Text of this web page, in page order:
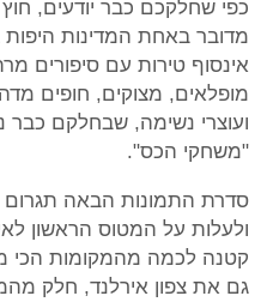
כפי שחלקכם כבר יודעים,
מדובר באחת המדינות
אינסוף טירות עם סיפורים
מופלאים, מצוקים, חופים
ועוצרי נשימה, שבחלקם
"משחקי הכס".
סדרת התמונות הבאה תגרום
ולעלות על המטוס הראשון
קטנה לכמה מהמקומות הכי
גם את צפון אירלנד, חלק